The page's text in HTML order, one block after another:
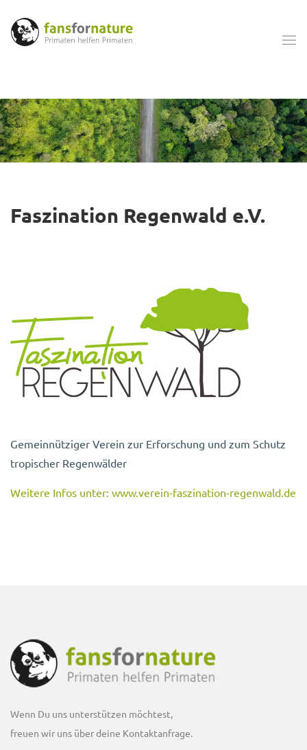
Faszination Regenwald e.V.
Gemeinnütziger Verein zur Erforschung und zum Schutz
tropischer Regenwälder
Weitere Infos unter: www.verein-faszination-regenwald.de
Wenn Du uns unterstützen möchtest,
freuen wir uns über deine Kontaktanfrage.